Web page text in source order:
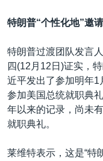
特朗普“个性化地”邀
特朗普过渡团队发言
四(12月12日)证实，
近平发出了参加明年1
参加美国总统就职典
年以来的记录，尚未
就职典礼。
莱维特表示，这是“特